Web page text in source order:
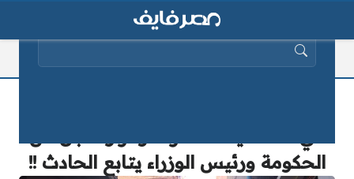
الحكومة ورئيس الوزراء يتابع الحادث !!
البحث عن: